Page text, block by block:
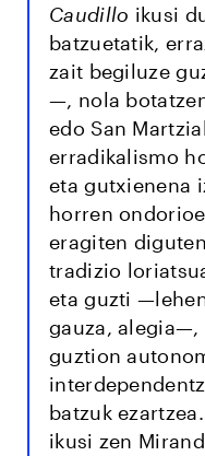
Caudillo ikusi
batzuetatik,
zait begiluze
—, nola
edo San
erradikalismo
eta gutxienena
horren
eragiten
tradizio
eta guzti
gauza,
guztion
batzuk
ikusi zen